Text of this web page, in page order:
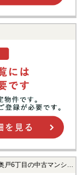
丁目の中古マンション